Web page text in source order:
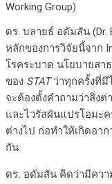
Working Group)
ดร. บลายธ์ อดัมสัน (Dr.
หลักของการวิจัยนี้จาก
โรคระบาด นโยบายสา
ของ STATว่าทุกครั้งที่
จะต้องตั้งคำถามว่าสิ่งต่
และไวรัสผันแปรโอมะ
ต่างไป ก่อทำให้เกิดอา
กัน
ดร. อดัมสัน คิดว่ามีควา